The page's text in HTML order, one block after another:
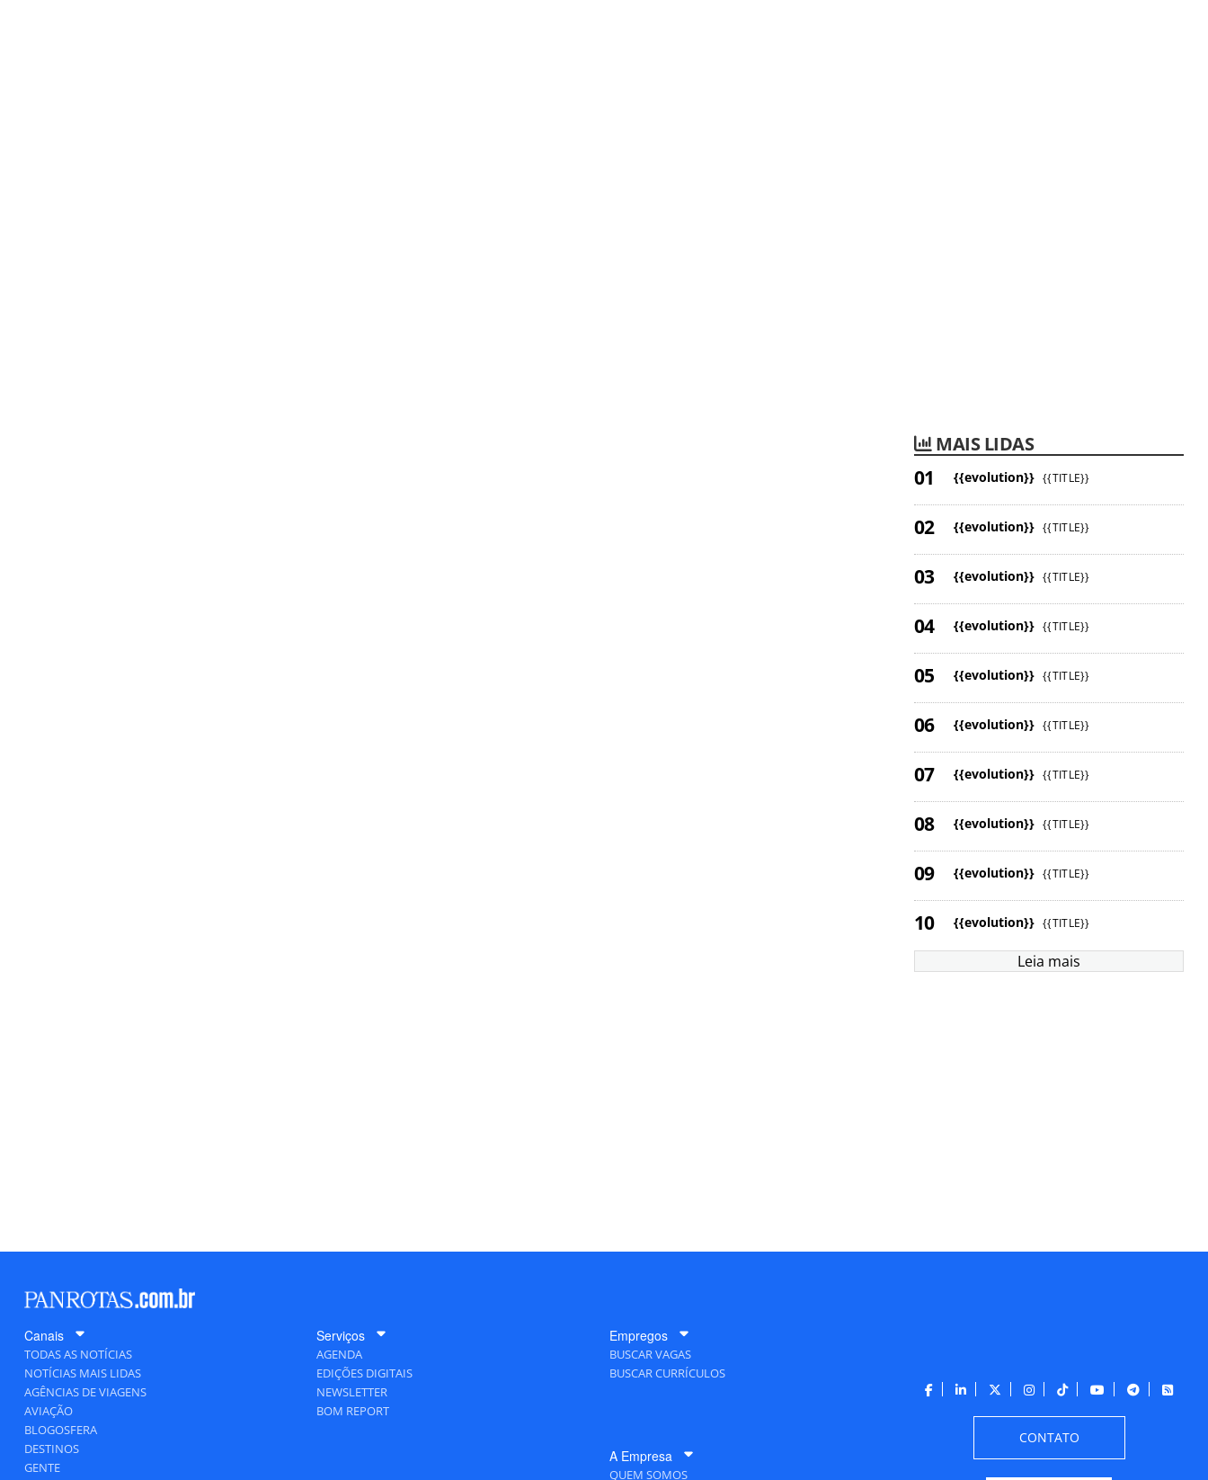
MAIS LIDAS
{{evolution}} {{TITLE}}
{{evolution}} {{TITLE}}
{{evolution}} {{TITLE}}
{{evolution}} {{TITLE}}
{{evolution}} {{TITLE}}
{{evolution}} {{TITLE}}
{{evolution}} {{TITLE}}
{{evolution}} {{TITLE}}
{{evolution}} {{TITLE}}
{{evolution}} {{TITLE}}
Leia mais
Canais
TODAS AS NOTÍCIAS
NOTÍCIAS MAIS LIDAS
AGÊNCIAS DE VIAGENS
AVIAÇÃO
BLOGOSFERA
DESTINOS
GENTE
Serviços
AGENDA
EDIÇÕES DIGITAIS
NEWSLETTER
BOM REPORT
Empregos
BUSCAR VAGAS
BUSCAR CURRÍCULOS
A Empresa
QUEM SOMOS
CONTATO